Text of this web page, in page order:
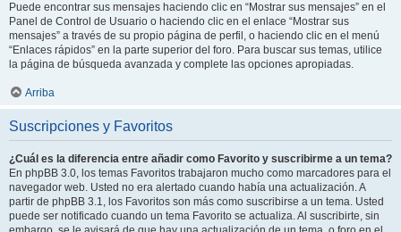
Puede encontrar sus mensajes haciendo clic en “Mostrar sus mensajes” en el
Panel de Control de Usuario o haciendo clic en el enlace “Mostrar sus
mensajes” a través de su propio página de perfil, o haciendo clic en el menú
“Enlaces rápidos” en la parte superior del foro. Para buscar sus temas, utilice
la página de búsqueda avanzada y complete las opciones apropiadas.
Arriba
Suscripciones y Favoritos
¿Cuál es la diferencia entre añadir como Favorito y suscribirme a un tema?
En phpBB 3.0, los temas Favoritos trabajaron mucho como marcadores para el
navegador web. Usted no era alertado cuando había una actualización. A
partir de phpBB 3.1, los Favoritos son más como suscribirse a un tema. Usted
puede ser notificado cuando un tema Favorito se actualiza. Al suscribirte, sin